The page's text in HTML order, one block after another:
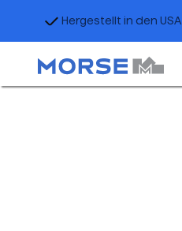
Hergestellt in den USA